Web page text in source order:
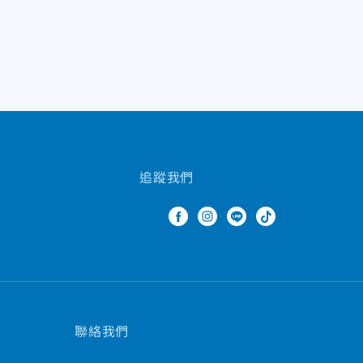
追蹤我們
聯絡我們